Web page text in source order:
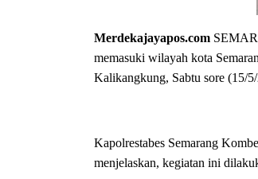
Merdekajayapos.com
memasuki wilayah kota
Kalikangkung, Sabtu sore (15/
Kapolrestabes Semarang
menjelaskan, kegiatan ini